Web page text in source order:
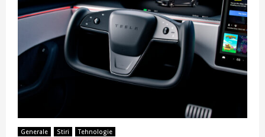
Generale Stiri Tehnologie